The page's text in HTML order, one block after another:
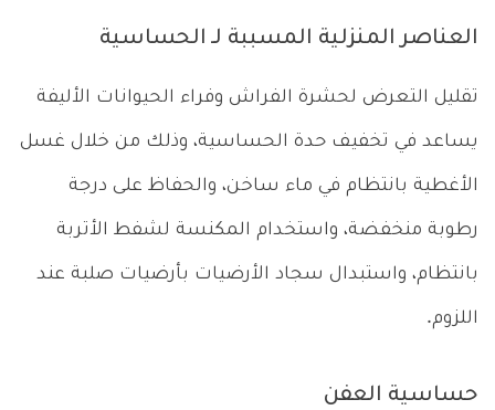
العناصر المنزلية المسببة لـ الحساسية
تقليل التعرض لحشرة الفراش وفراء الحيوانات الأليفة
يساعد في تخفيف حدة الحساسية، وذلك من خلال غسل
الأغطية بانتظام في ماء ساخن، والحفاظ على درجة
رطوبة منخفضة، واستخدام المكنسة لشفط الأتربة
بانتظام، واستبدال سجاد الأرضيات بأرضيات صلبة عند
اللزوم.
حساسية العفن